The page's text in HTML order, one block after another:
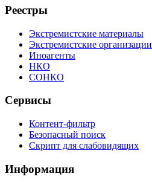
Реестры
Экстремистские материалы
Экстремистские организации
Иноагенты
НКО
СОНКО
Сервисы
Контент-фильтр
Безопасный поиск
Скрипт для слабовидящих
Информация